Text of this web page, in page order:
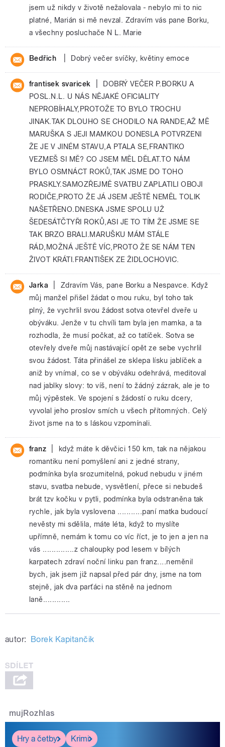
jsem už nikdy v životě nežalovala - nebylo mi to nic
platné, Marián si mě nevzal. Zdravím vás pane Borku,
a všechny posluchače N L. Marie
Bedřich Dobrý večer svíčky, květiny emoce
frantisek svaricek
DOBRÝ VEČER P.BORKU A
POSL.N.L. U NÁS NĚJAKÉ OFICIALITY
NEPROBÍHALY,PROTOŽE TO BYLO TROCHU
JINAK.TAK DLOUHO SE CHODILO NA RANDE,AŽ MĚ
MARUŠKA S JEJI MAMKOU DONESLA POTVRZENI
ŽE JE V JINÉM STAVU,A PTALA SE,FRANTIKO
VEZMEŠ SI MĚ? CO JSEM MĚL DĚLAT.TO NÁM
BYLO OSMNÁCT ROKŮ,TAK JSME DO TOHO
PRASKLY.SAMOZŘEJMĚ SVATBU ZAPLATILI OBOJI
RODIČE,PROTO ŽE JÁ JSEM JEŠTĚ NEMĚL TOLIK
NAŠETŘENO.DNESKA JSME SPOLU UŽ
ŠEDESÁTČTYŘI ROKŮ,ASI JE TO TÍM ŽE JSME SE
TAK BRZO BRALI.MARUŠKU MÁM STÁLE
RÁD,MOŽNÁ JEŠTĚ VÍC,PROTO ŽE SE NÁM TEN
ŽIVOT KRÁTI.FRANTIŠEK ZE ŽIDLOCHOVIC.
Jarka
Zdravím Vás, pane Borku a Nespavce. Když
můj manžel přišel žádat o mou ruku, byl toho tak
plný, že vychrlil svou žádost sotva otevřel dveře u
obýváku. Jenže v tu chvíli tam byla jen mamka, a ta
rozhodla, že musí počkat, až co tatíček. Sotva se
otevřely dveře můj nastávající opět ze sebe vychrlil
svou žádost. Táta přinášel ze sklepa lísku jablíček a
aniž by vnímal, co se v obýváku odehrává, meditoval
nad jablky slovy: to víš, není to žádný zázrak, ale je to
můj výpěstek. Ve spojení s žádostí o ruku dcery,
vyvolal jeho proslov smích u všech přítomných. Celý
život jsme na to s láskou vzpomínali.
franz
když máte k děvčici 150 km, tak na nějakou
romantiku není pomyšlení ani z jedné strany,
podmínka byla srozumitelná, pokud nebudu v jiném
stavu, svatba nebude, vysvětlení, přece si nebudeš
brát tzv kočku v pytli, podmínka byla odstraněna tak
rychle, jak byla vyslovena ...........paní matka budoucí
nevěsty mi sdělila, máte léta, když to myslíte
upřímně, nemám k tomu co víc říct, je to jen a jen na
vás ..............z chaloupky pod lesem v bílých
karpatech zdraví noční linku pan franz....neměnil
bych, jak jsem již napsal před pár dny, jsme na tom
stejně, jak dva parťáci na stěně na jednom
laně............
autor: Borek Kapitančik
mujRozhlas
Hry a četby Krimi